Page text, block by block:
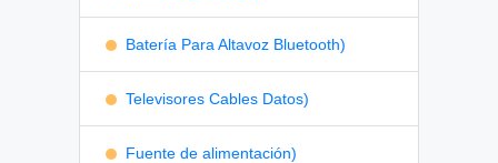
Batería Para Altavoz Bluetooth)
Televisores Cables Datos)
Fuente de alimentación)